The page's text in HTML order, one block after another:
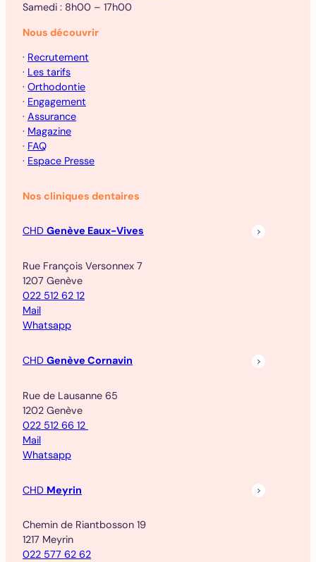
Samedi : 8h00 – 17h00
Nous découvrir
· Recrutement
· Les tarifs
· Orthodontie
· Engagement
· Assurance
· Magazine
· FAQ
· Espace Presse
Nos cliniques dentaires
CHD Genève Eaux-Vives
Rue François Versonnex 7
1207 Genève
022 512 62 12
Mail
Whatsapp
CHD Genève Cornavin
Rue de Lausanne 65
1202 Genève
022 512 66 12
Mail
Whatsapp
CHD Meyrin
Chemin de Riantbosson 19
1217 Meyrin
022 577 62 62